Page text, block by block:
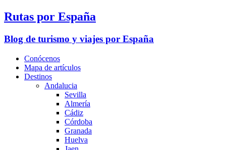
Rutas por España
Blog de turismo y viajes por España
Conócenos
Mapa de artículos
Destinos
Andalucia
Sevilla
Almería
Cádiz
Córdoba
Granada
Huelva